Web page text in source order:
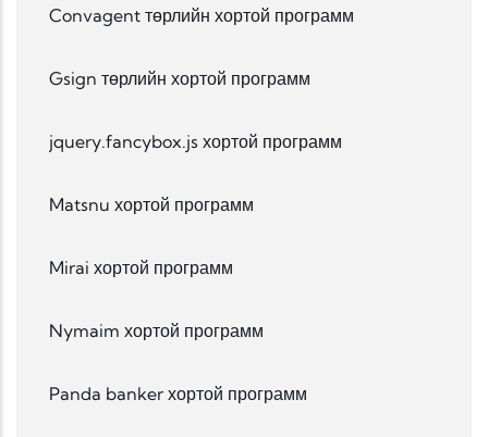
Convagent төрлийн хортой программ
Gsign төрлийн хортой программ
jquery.fancybox.js хортой программ
Matsnu хортой программ
Mirai хортой программ
Nymaim хортой программ
Panda banker хортой программ